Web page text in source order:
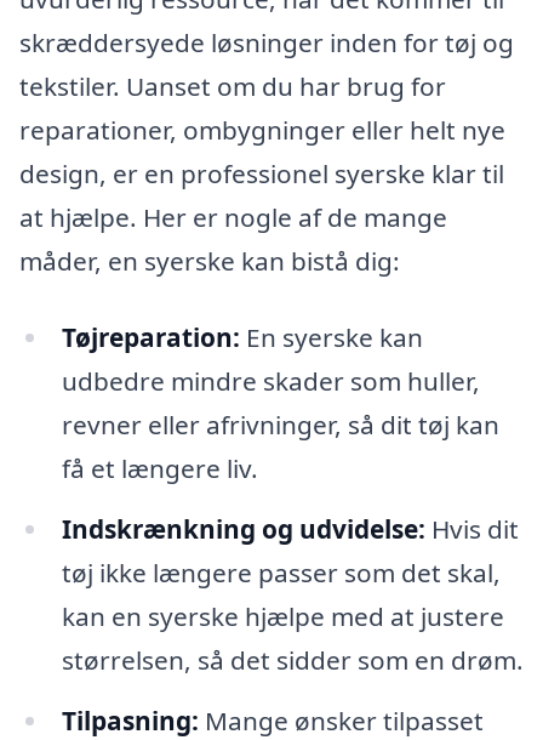
skræddersyede løsninger inden for tøj og
tekstiler. Uanset om du har brug for
reparationer, ombygninger eller helt nye
design, er en professionel syerske klar til
at hjælpe. Her er nogle af de mange
måder, en syerske kan bistå dig:
Tøjreparation: En syerske kan
udbedre mindre skader som huller,
revner eller afrivninger, så dit tøj kan
få et længere liv.
Indskrænkning og udvidelse: Hvis dit
tøj ikke længere passer som det skal,
kan en syerske hjælpe med at justere
størrelsen, så det sidder som en drøm.
Tilpasning: Mange ønsker tilpasset